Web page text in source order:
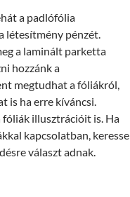
a padlófólia
létesítmény pénzét.
a laminált parketta
hozzánk a
megtudhat a fóliákról,
is ha erre kíváncsi.
illusztrációit is. Ha
kapcsolatban, keresse
választ adnak.